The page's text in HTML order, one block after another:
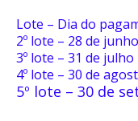
Lote – Dia do
2º lote – 28 de junho
3º lote – 31 de julho
4º lote – 30 de
5º lote – 30 de